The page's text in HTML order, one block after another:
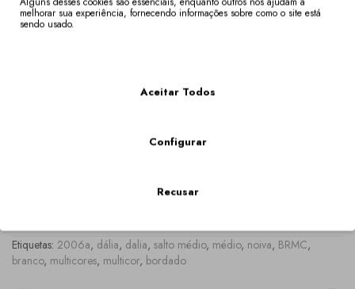
COMPRAR
Poderá verificar a disponibilidade do seu tamanho em "VER O CARRINHO DE
Etiquetas: 2006a, dália, dalia, salto médio, médio, noiva, BRMC,
branco, multicores, multicor, bordado
melhorar sua experiência, fornecendo informações sobre como o site está
sendo usado.
Aceitar Todos
Configurar
Recusar